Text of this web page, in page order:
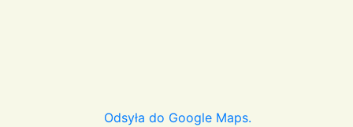
Odsyła do Google Maps.